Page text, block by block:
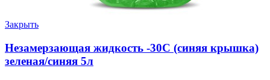
Закрыть
Незамерзающая жидкость -30C (синяя крышка)
зеленая/синяя 5л